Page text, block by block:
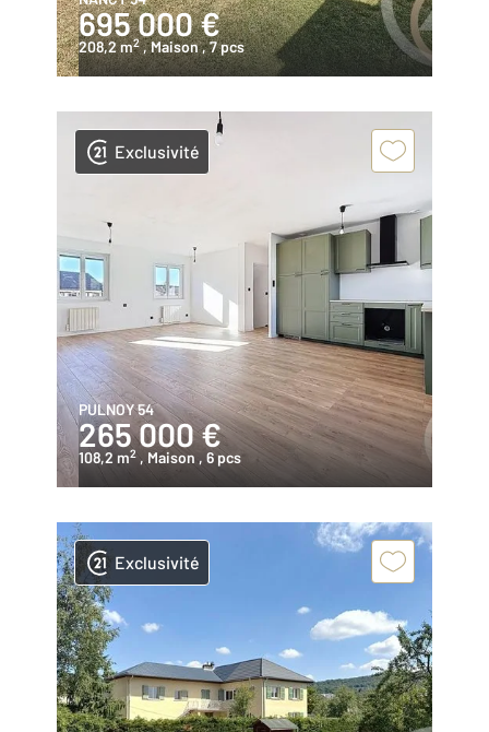
695 000 €
208,2 m2 , Maison, 7 pcs
Exclusivité
PULNOY 54
265 000 €
108,2 m2 , Maison , 6 pcs
Exclusivité